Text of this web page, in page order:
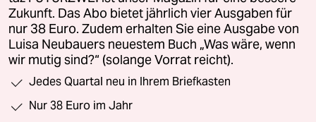
Zukunft. Das Abo bietet jährlich vier Ausgaben für
nur 38 Euro. Zudem erhalten Sie eine Ausgabe von
Luisa Neubauers neuestem Buch „Was wäre, wenn
wir mutig sind?“ (solange Vorrat reicht).
Jedes Quartal neu in Ihrem Briefkasten
Nur 38 Euro im Jahr